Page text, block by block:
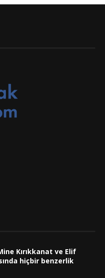
Kırıkkanat ve Elif
hiçbir benzerlik